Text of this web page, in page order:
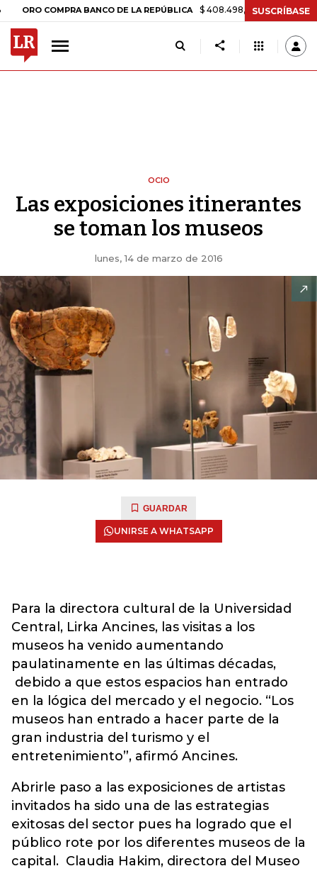
COMPRA BANCO DE LA REPÚBLICA $ 408.498,97 +$ 8.753,81 +2,19%
SUSCRÍBASE
OCIO
Las exposiciones itinerantes
se toman los museos
lunes, 14 de marzo de 2016
GUARDAR
UNIRSE A WHATSAPP
Para la directora cultural de la Universidad
Central, Lirka Ancines, las visitas a los
museos ha venido aumentando
paulatinamente en las últimas décadas,
debido a que estos espacios han entrado
en la lógica del mercado y el negocio. “Los
museos han entrado a hacer parte de la
gran industria del turismo y el
entretenimiento”, afirmó Ancines.
Abrirle paso a las exposiciones de artistas
invitados ha sido una de las estrategias
exitosas del sector pues ha logrado que el
público rote por los diferentes museos de la
capital. Claudia Hakim, directora del Museo